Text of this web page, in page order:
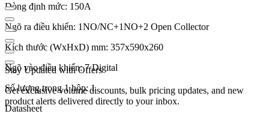
Dòng định mức: 150A
Ngõ ra điều khiển: 1NO/NC+1NO+2 Open Collector
Kích thước (WxHxD) mm: 357x590x260
Ngõ vào điều khiển: 7 Digital
Số lượng trong 1 hộp: 1
Datasheet
Stay Updated with Offers
Get exclusive volume discounts, bulk pricing updates, and new
product alerts delivered directly to your inbox.